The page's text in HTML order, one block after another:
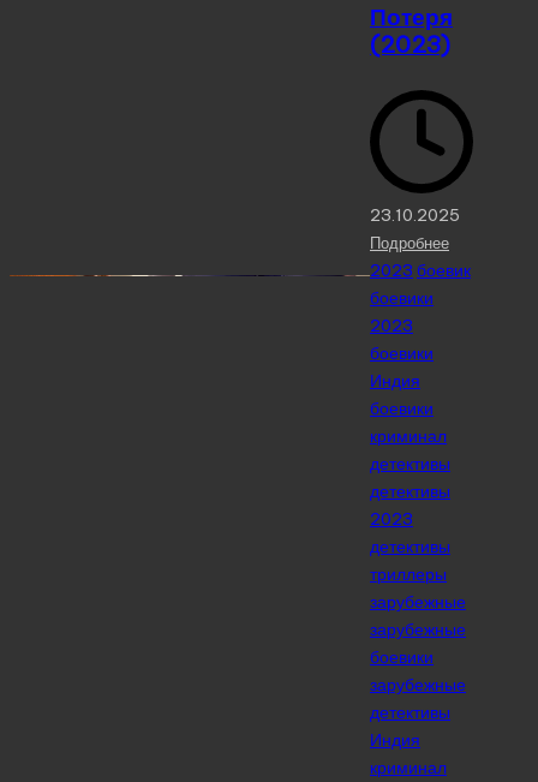
Потеря
(2023)
23.10.2025
Подробнее
Posted
in
2023 боевик
боевики
2023
боевики
Индия
боевики
криминал
детективы
детективы
2023
детективы
триллеры
зарубежные
зарубежные
боевики
зарубежные
детективы
Индия
криминал